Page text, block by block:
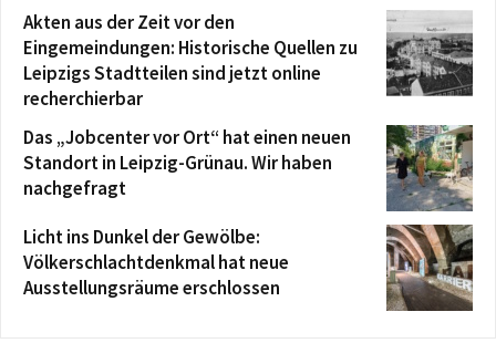
Akten aus der Zeit vor den
Eingemeindungen: Historische Quellen zu
Leipzigs Stadtteilen sind jetzt online
recherchierbar
Das „Jobcenter vor Ort“ hat einen neuen
Standort in Leipzig-Grünau. Wir haben
nachgefragt
Licht ins Dunkel der Gewölbe:
Völkerschlachtdenkmal hat neue
Ausstellungsräume erschlossen